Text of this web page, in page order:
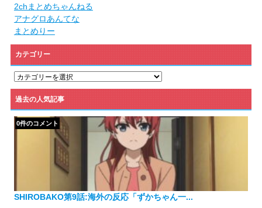
2chまとめちゃんねる
アナグロあんてな
まとめりー
カテゴリー
カ
ゴ
リ
ー
過去の人気記事
SHIROBAKO第9話:海外の反応「ずかちゃん一...
0件のコメント